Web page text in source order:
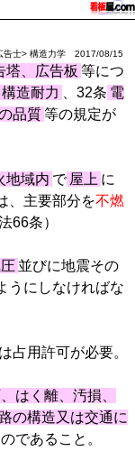
告士> 構造力学 2017/08/15
塔、広告板 等につ
構造耐力 、32条 電
品質等の規定が
地域内 で 屋上 に
、主要部分を不燃
66条）
並びに地震その
うにしなければな
占用許可が必要。
はく離、汚損、
の構造又は交通に
であること。